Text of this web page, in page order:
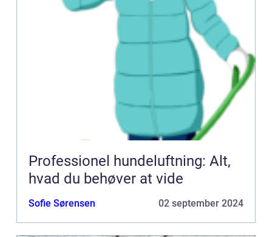
Professionel hundeluftning: Alt,
hvad du behøver at vide
Sofie Sørensen 02 september 2024